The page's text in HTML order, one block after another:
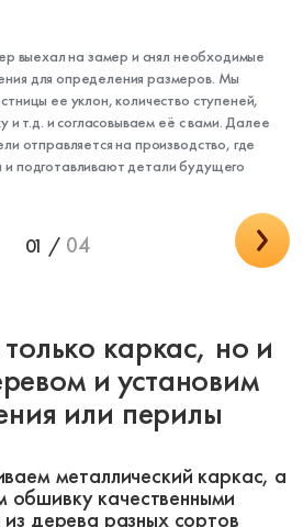
выехал на замер и снял необходимые
для определения размеров. Мы
ее уклон, количество ступеней,
и т.д. и согласовываем её с вами. Далее
отправляется на производство, где
подготавливают детали будущего
01 / 04
каркас, но и
и установим
или перилы
металлический каркас, а
обшивку качественными
дерева разных сортов